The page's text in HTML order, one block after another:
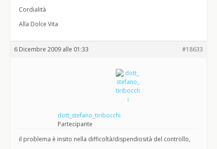
Cordialità
Alla Dolce Vita
6 Dicembre 2009 alle 01:33 #18633
dott_stefano_tiribocchi
Partecipante
il problema è insito nella difficoltà/dispendiosità del controllo,